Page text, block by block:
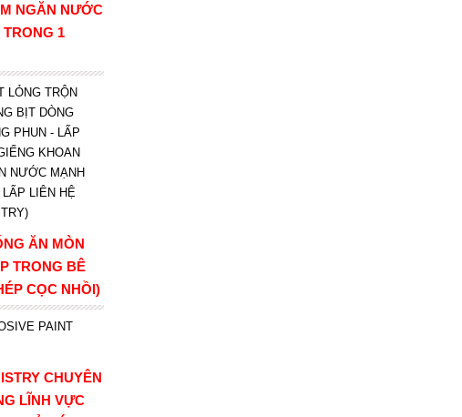
NGĂN NƯỚC
1
LỎNG TRỘN
BỊT DÒNG
PHUN - LẤP
KHOAN
NƯỚC MẠNH
LIÊN HỆ
ĂN MÒN
TRONG BÊ
CỌC NHỒI)
PAINT
CHUYÊN
LĨNH VỰC